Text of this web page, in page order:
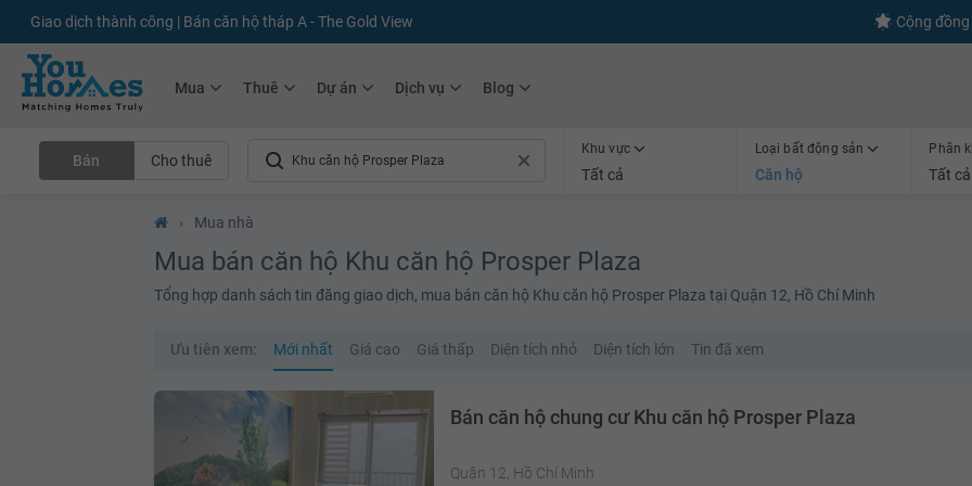
+75.000Tin đăng mới hàng tháng +10.000Thành viên Youhomers Cộng
Mua Thuê Dự án Dịch vụ Blog
Bán Cho thuê
Khu vực
Tất cả
Loại bất động sản
Căn hộ
Phân
Tất cả
› Mua nhà
Mua bán căn hộ Khu căn hộ Prosper Plaza
Tổng hợp danh sách tin đăng giao dịch, mua bán căn hộ Khu căn hộ Prosper Plaza tại Quận 12, Hồ Chí Minh
Ưu tiên xem: Mới nhất Giá cao Giá thấp Diện tích nhỏ Diện tích lớn Tin đã xem
Bán căn hộ chung cư Khu căn hộ Prosper Plaza
Quận 12, Hồ Chí Minh